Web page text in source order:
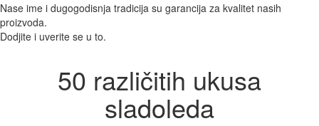
Nase ime i dugogodisnja tradicija su garancija za kvalitet nasih
proizvoda.
Dodjite i uverite se u to.
50 različitih ukusa
sladoleda